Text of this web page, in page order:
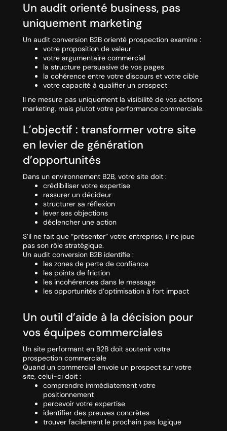
Un audit orienté business, pas
uniquement marketing
Un audit conversion B2B orienté prospection examine :
votre proposition de valeur
votre argumentaire commercial
la structure persuasive de vos pages
la cohérence entre votre discours et votre cible
votre capacité à qualifier un prospect
Il ne mesure pas uniquement la visibilité de vos actions
marketing, mais plutot votre performance commerciale.
L’objectif : transformer votre site
en levier de génération
d’opportunités
Dans un environnement B2B, votre site doit :
crédibiliser votre expertise
rassurer un décideur
structurer sa réflexion
lever ses objections
déclencher une action
S’il ne fait que “présenter” votre entreprise, il ne joue
pas son rôle stratégique.
Un audit conversion B2B identifie :
les zones de perte de confiance
les points de friction
les incohérences dans le message
les opportunités d’optimisation à fort impact
Un outil d’aide à la décision pour
vos équipes commerciales
Un site performant en B2B doit soutenir votre
prospection commerciale
Quand un commercial envoie un prospect sur votre
site, celui-ci doit :
comprendre immédiatement votre
positionnement
percevoir votre expertise
identifier des preuves concrètes
trouver facilement le prochain pas logique